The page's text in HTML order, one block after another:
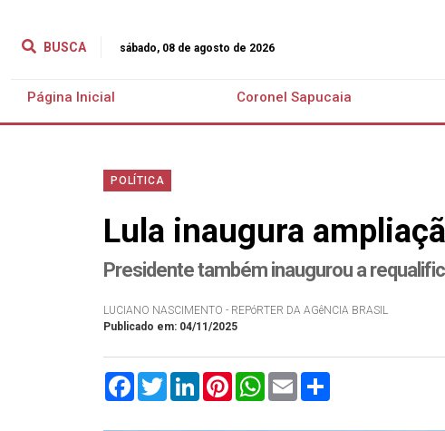
BUSCA sábado, 08 de agosto de 2026
Página Inicial Coronel Sapucaia
POLÍTICA
Lula inaugura
Presidente também inaugurou a
LUCIANO NASCIMENTO - REPóRTER DA AGêNCIA BRASIL
Publicado em: 04/11/2025
FacebookTwitterLinkedInPinterestWhatsApp
Email